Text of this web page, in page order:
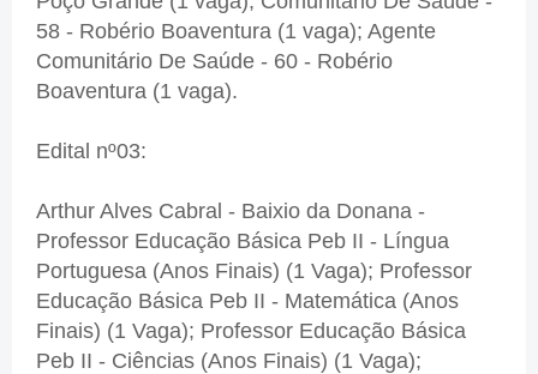
58 - Robério Boaventura (1 vaga); Agente
Comunitário De Saúde - 60 - Robério
Boaventura (1 vaga).
Edital nº03:
Arthur Alves Cabral - Baixio da Donana -
Professor Educação Básica Peb II - Língua
Portuguesa (Anos Finais) (1 Vaga); Professor
Educação Básica Peb II - Matemática (Anos
Finais) (1 Vaga); Professor Educação Básica
Peb II - Ciências (Anos Finais) (1 Vaga);